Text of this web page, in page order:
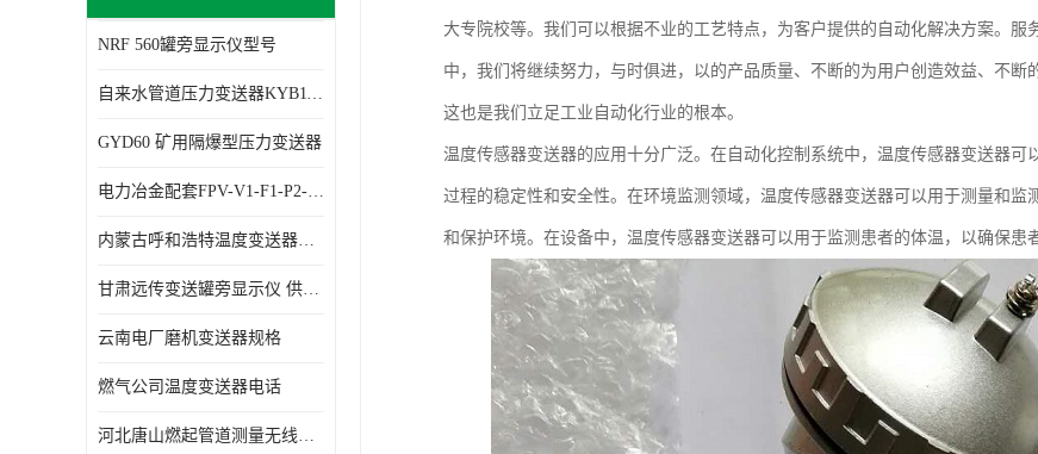
NRF 560罐旁显示仪型号
自来水管道压力变送器KYB11G03M2型号 使用方便
GYD60 矿用隔爆型压力变送器
电力冶金配套FPV-V1-F1-P2-03电压变送器
内蒙古呼和浩特温度变送器配套罐旁显示仪供应 性能稳定
甘肃远传变送罐旁显示仪 供应及时
云南电厂磨机变送器规格
燃气公司温度变送器电话
河北唐山燃起管道测量无线压力变送器型号 性能稳定
大专院校等。我们可以根据不业的工艺特点，为客户提供的自动化解决方案。
中，我们将继续努力，与时俱进，以的产品质量、不断的为用户创造效益、不断
这也是我们立足工业自动化行业的根本。
温度传感器变送器的应用十分广泛。在自动化控制系统中，温度传感器变送器
过程的稳定性和安全性。在环境监测领域，温度传感器变送器可以用于测量和
和保护环境。在设备中，温度传感器变送器可以用于监测患者的体温，以确保患